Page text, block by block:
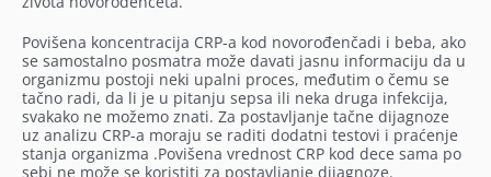
Povišena koncentracija CRP-a kod novorođenčadi i beba, ako
se samostalno posmatra može davati jasnu informaciju da u
organizmu postoji neki upalni proces, međutim o čemu se
tačno radi, da li je u pitanju sepsa ili neka druga infekcija,
svakako ne možemo znati. Za postavljanje tačne dijagnoze
uz analizu CRP-a moraju se raditi dodatni testovi i praćenje
stanja organizma .Povišena vrednost CRP kod dece sama po
sebi ne može se koristiti za postavljanje dijagnoze.